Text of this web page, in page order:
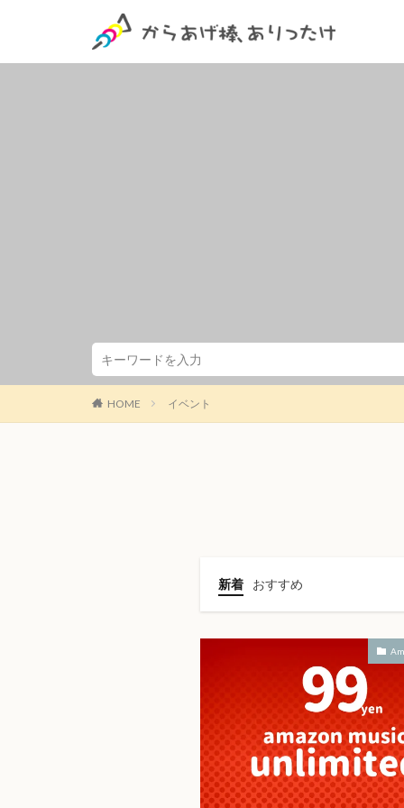
HOME イベント
新着 おすすめ